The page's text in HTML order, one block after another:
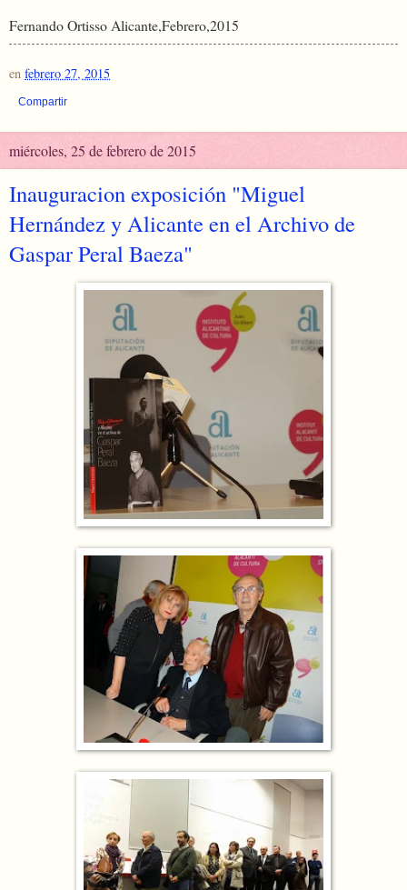
Fernando Ortisso Alicante,Febrero,2015
en febrero 27, 2015
Compartir
miércoles, 25 de febrero de 2015
Inauguracion exposición "Miguel
Hernández y Alicante en el Archivo de
Gaspar Peral Baeza"